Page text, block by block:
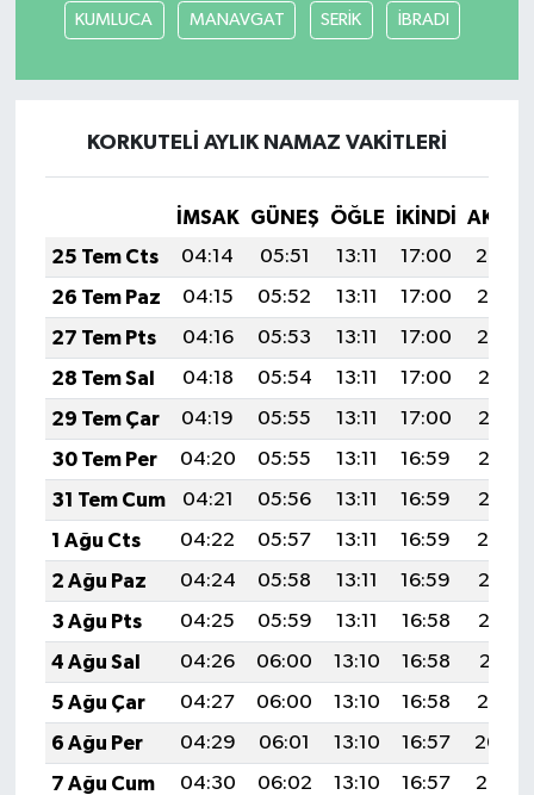
KUMLUCA MANAVGAT SERİK İBRADI
KORKUTELİ AYLIK NAMAZ VAKITLERI
İMSAK GÜNEŞ ÖĞLE İKINDI
25 Tem Cts
04:14 05:51 13:11 17:00
20:20
26 Tem Paz
04:15 05:52 13:11 17:00
20:19
27 Tem Pts
04:16 05:53 13:11 17:00
20:19
28 Tem Sal
04:18 05:54 13:11 17:00
20:18
29 Tem Çar
04:19 05:55 13:11 17:00
20:17
30 Tem Per
04:20 05:55 13:11 16:59
20:16
31 Tem Cum
04:21 05:56 13:11 16:59
20:15
1 Ağu Cts
04:22 05:57 13:11 16:59
20:14
2 Ağu Paz
04:24 05:58 13:11 16:59
20:13
3 Ağu Pts
04:25 05:59 13:11 16:58
20:12
4 Ağu Sal
04:26 06:00 13:10 16:58
20:11
5 Ağu Çar
04:27 06:00 13:10 16:58
20:10
6 Ağu Per
04:29 06:01 13:10 16:57
20:09
7 Ağu Cum
04:30 06:02 13:10 16:57
20:08